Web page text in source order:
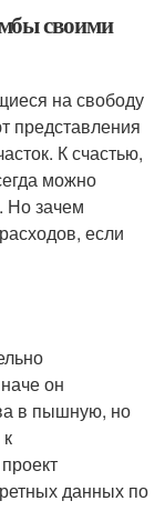
своими
на свободу
представления
К счастью,
можно
Но зачем
если
он
в пышную, но
данных по